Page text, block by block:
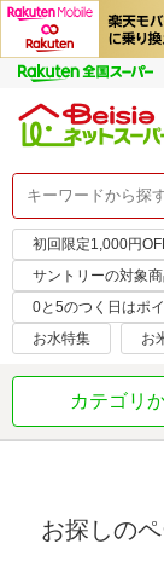
初回限定1,000円
サントリーの対象
0と5のつく日はポ
お水特集
お
カテゴリ
お探しの